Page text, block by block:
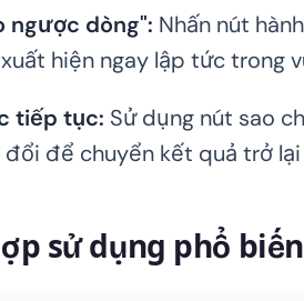
ngược dòng": Nhấn nút
hiện ngay lập tức trong
tiếp tục: Sử dụng nút sao
đổi để chuyển kết quả trở
sử dụng phổ biến